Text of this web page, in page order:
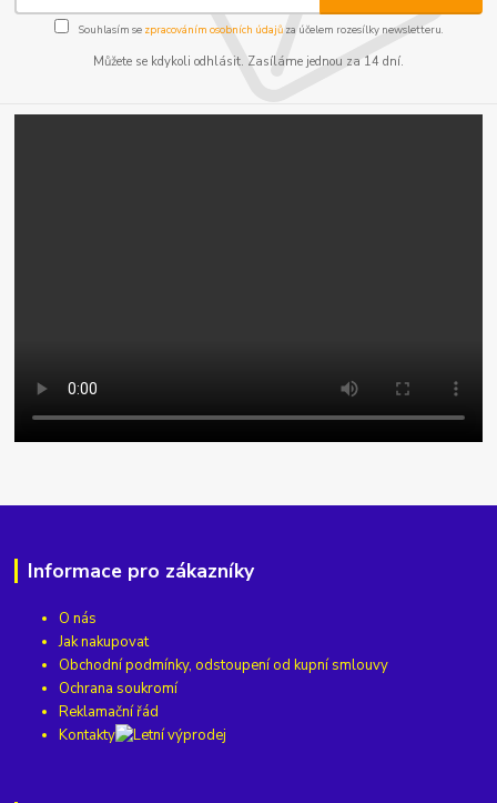
Souhlasím se zpracováním osobních údajůza účelem rozesílky newsletteru.
Můžete se kdykoli odhlásit. Zasíláme jednou za 14 dní.
Informace pro zákazníky
O nás
Jak nakupovat
Obchodní podmínky, odstoupení od kupní smlouvy
Ochrana soukromí
Reklamační řád
Kontakty